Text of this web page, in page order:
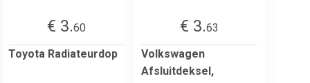
€ 3.60
Toyota Radiateurdop
€ 3.63
Volkswagen
Afsluitdeksel,